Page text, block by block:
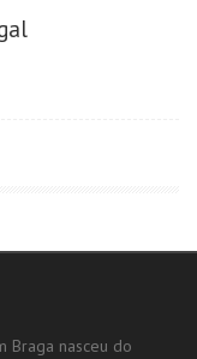
Braga nasceu do